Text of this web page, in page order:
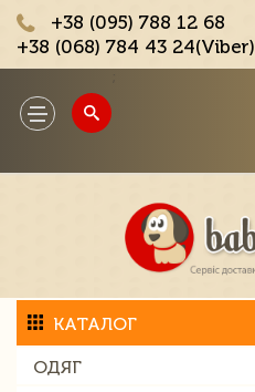
+38 (095) 788 12 68
+38 (068) 784 43 24(Viber)
Toggle
navigation
КАТАЛОГ
ОДЯГ